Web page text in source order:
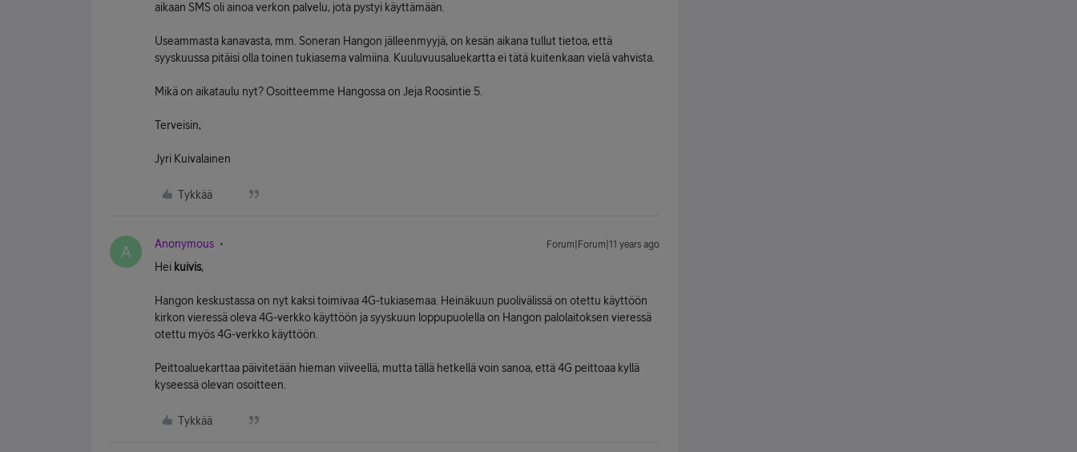
aikaan SMS oli ainoa verkon palvelu, jota pystyi käyttämään.
Useammasta kanavasta, mm. Soneran Hangon jälleenmyyjä, on kesän aikana tullut tietoa, että
syyskuussa pitäisi olla toinen tukiasema valmiina. Kuuluvuusaluekartta ei tätä kuitenkaan vielä vahvista.
Mikä on aikataulu nyt? Osoitteemme Hangossa on Jeja Roosintie 5.
Terveisin,
Jyri Kuivalainen
Tykkää
A Anonymous Forum|Forum|11 years ago
Hei kuivis,
Hangon keskustassa on nyt kaksi toimivaa 4G-tukiasemaa. Heinäkuun puolivälissä on otettu käyttöön
kirkon vieressä oleva 4G-verkko käyttöön ja syyskuun loppupuolella on Hangon palolaitoksen vieressä
otettu myös 4G-verkko käyttöön.
Peittoaluekarttaa päivitetään hieman viiveellä, mutta tällä hetkellä voin sanoa, että 4G peittoaa kyllä
kyseessä olevan osoitteen.
Tykkää